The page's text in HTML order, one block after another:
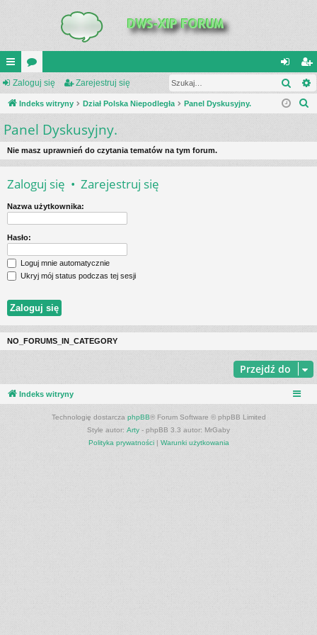
UI
C
K
_L
IN
K
S
or
a
al
og
ę
ar
ej
j
Zaloguj się Zarejestruj się
Indeks witryny Dział Polska Niepodległa Panel Dyskusyjny.
a
Panel Dyskusyjny.
Nie masz uprawnień do czytania tematów na tym forum.
Zaloguj się • Zarejestruj się
Nazwa użytkownika:
Hasło:
Loguj mnie automatycznie
Ukryj mój status podczas tej sesji
NO_FORUMS_IN_CATEGORY
Przejdź do
Indeks witryny
Technologię dostarcza phpBB® Forum Software © phpBB Limited
Style autor: Arty - phpBB 3.3 autor: MrGaby
Polityka prywatności| Warunki użytkowania